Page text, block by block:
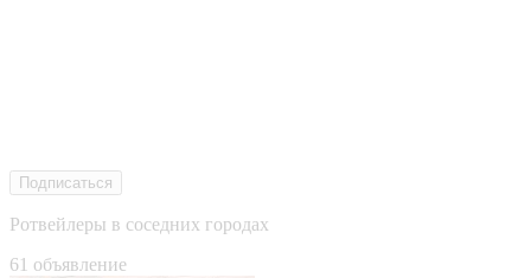
Подписаться
Ротвейлеры в соседних городах
61 объявление